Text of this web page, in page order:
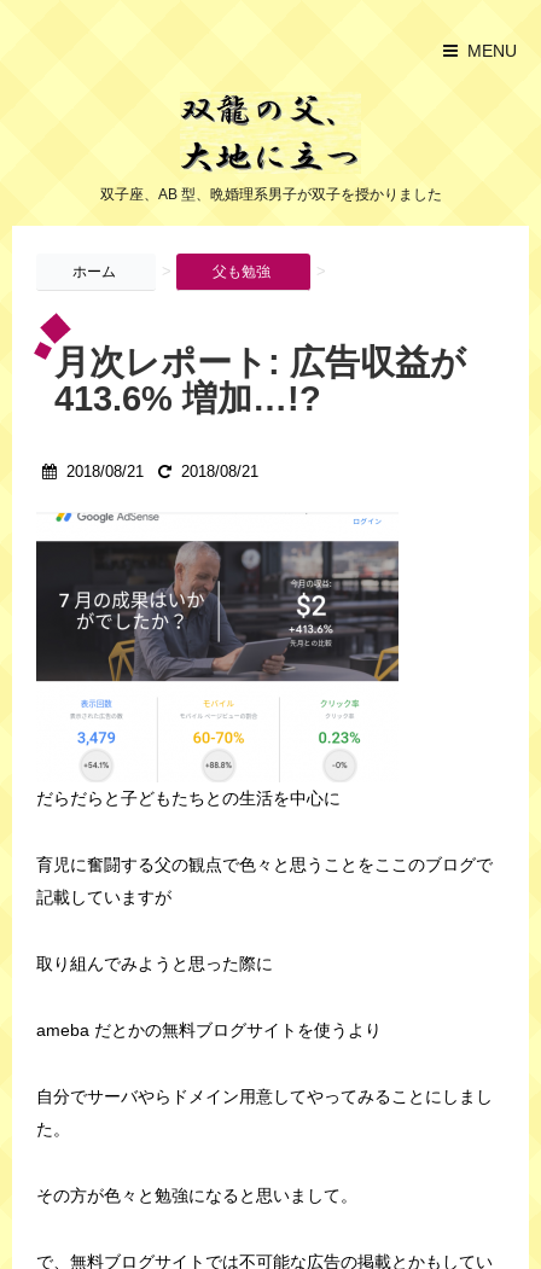
MENU
双子座、AB 型、晩婚理系男子が双子を授かりました
ホーム > 父も勉強 >
月次レポート: 広告収益が
413.6% 増加…!?
2018/08/21 2018/08/21
だらだらと子どもたちとの生活を中心に
育児に奮闘する父の観点で色々と思うことをここのブログで
記載していますが
取り組んでみようと思った際に
ameba だとかの無料ブログサイトを使うより
自分でサーバやらドメイン用意してやってみることにしまし
た。
その方が色々と勉強になると思いまして。
で、無料ブログサイトでは不可能な広告の掲載とかもしてい